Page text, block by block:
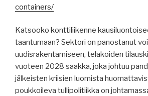
containers/
Katsooko konttiliikenne
taantumaan? Sektori on panostanut
uudisrakentamiseen, telakoiden
vuoteen 2028 saakka, joka johtuu
jälkeisten kriisien luomista
poukkoileva tullipolitiikka on